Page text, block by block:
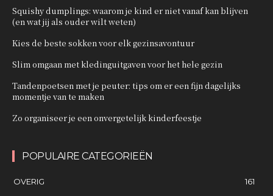
Squishy dumplings: waarom je kind er niet vanaf kan blijven
(en wat jij als ouder wilt weten)
Kies de beste sokken voor elk gezinsavontuur
Slim omgaan met kledinguitgaven voor het hele gezin
Tandenpoetsen met je peuter: tips om er een fijn dagelijks
momentje van te maken
Zo organiseer je een onvergetelijk kinderfeestje
POPULAIRE CATEGORIEËN
OVERIG
161